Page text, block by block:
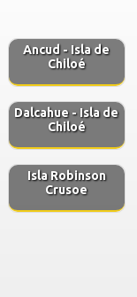
Ancud - Isla de
Chiloé
Dalcahue - Isla de
Chiloé
Isla Robinson
Crusoe